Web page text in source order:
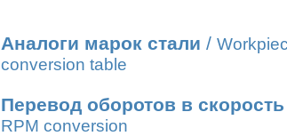
Аналоги марок стали /
conversion table
Перевод оборотов в скорость
RPM conversion